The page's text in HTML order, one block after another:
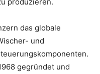
das globale
und
gegründet und